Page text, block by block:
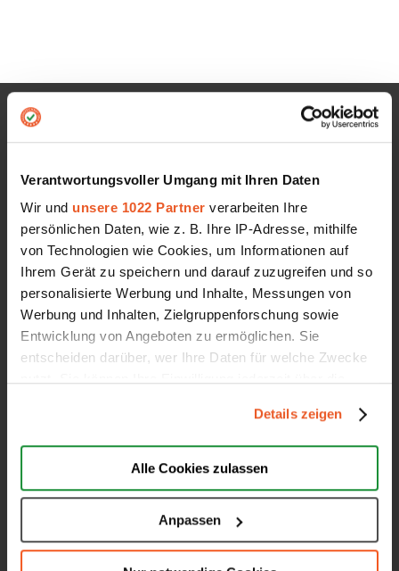
Verantwortungsvoller Umgang mit Ihren Daten
Wir und unsere 1022 Partner verarbeiten Ihre
persönlichen Daten, wie z. B. Ihre IP-Adresse, mithilfe
von Technologien wie Cookies, um Informationen auf
Ihrem Gerät zu speichern und darauf zuzugreifen und so
personalisierte Werbung und Inhalte, Messungen von
Werbung und Inhalten, Zielgruppenforschung sowie
Entwicklung von Angeboten zu ermöglichen. Sie
entscheiden darüber, wer Ihre Daten für welche Zwecke
Trigger Symbol ändern oder widerrufen
Wenn Sie es erlauben, würden wir auch gerne:
Informationen über Ihre geografische Lage erfassen,
Ihr Gerät durch aktives Scannen nach bestimmten
Merkmalen (Fingerprinting) identifizieren
Details zeigen
Alle Cookies zulassen
Anpassen
INFORMATIONEN
Google Sterne
Top Auszeichnungen
Schlichtungsverfahren
All-In-One Funktion
Preise & Leistungen
Presse